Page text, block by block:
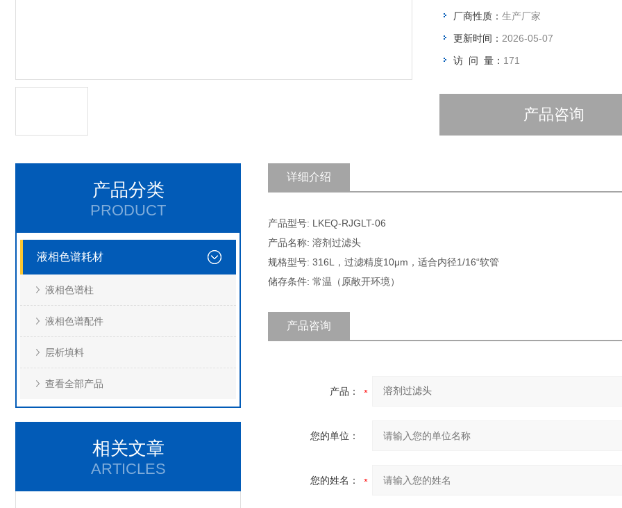
厂商性质： 生产厂家
更新时间： 2026-05-07
访 问 量： 171
产品咨询
产品分类
PRODUCT
液相色谱耗材
液相色谱柱
液相色谱配件
层析填料
查看全部产品
相关文章
ARTICLES
详细介绍
产品型号: LKEQ-RJGLT-06
产品名称: 溶剂过滤头
规格型号: 316L，过滤精度10μm，适合内径1/16“软管
储存条件: 常温（原敞开环境）
产品咨询
产品：
您的单位：
您的姓名：